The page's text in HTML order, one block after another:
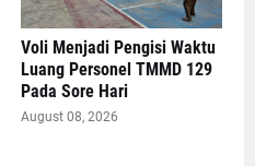
Voli Menjadi Pengisi Waktu
Luang Personel TMMD 129
Pada Sore Hari
August 08, 2026